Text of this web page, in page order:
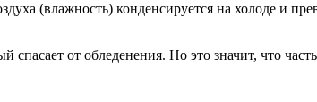
(влажность) конденсируется на холоде и
от обледенения. Но это значит, что